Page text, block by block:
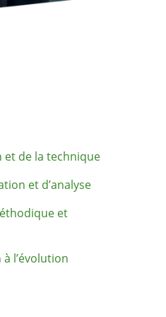
et de la technique
et d’analyse
et
l’évolution